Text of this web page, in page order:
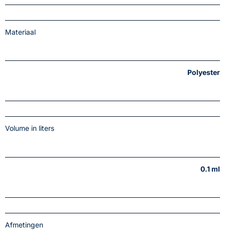
Materiaal
Polyester
Volume in liters
0.1 ml
Afmetingen